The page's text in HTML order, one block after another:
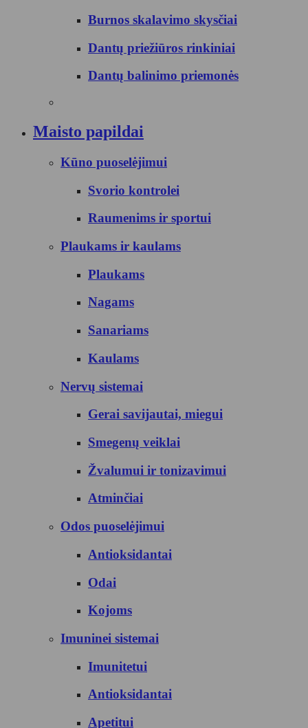
Burnos skalavimo skysčiai
Dantų priežiūros rinkiniai
Dantų balinimo priemonės
Maisto papildai
Kūno puoselėjimui
Svorio kontrolei
Raumenims ir sportui
Plaukams ir kaulams
Plaukams
Nagams
Sanariams
Kaulams
Nervų sistemai
Gerai savijautai, miegui
Smegenų veiklai
Žvalumui ir tonizavimui
Atminčiai
Odos puoselėjimui
Antioksidantai
Odai
Kojoms
Imuninei sistemai
Imunitetui
Antioksidantai
Apetitui